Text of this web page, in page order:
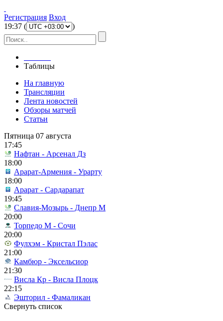
Регистрация Вход
19:37 ( )
Таблицы
На главную
Трансляции
Лента новостей
Обзоры матчей
Статьи
Пятница 07 августа
17:45
Нафтан - Арсенал Дз
18:00
Арарат-Армения - Урарту
18:00
Арарат - Сардарапат
19:45
Славия-Мозырь - Днепр М
20:00
Торпедо М - Сочи
20:00
Фулхэм - Кристал Пэлас
21:00
Камбюр - Эксельсиор
21:30
Висла Кр - Висла Плоцк
22:15
Эшторил - Фамаликан
Свернуть список